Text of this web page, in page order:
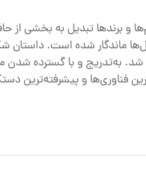
و برندها تبدیل به بخشی از
شد. به‌تدریج و با گسترده شدن
فناوری‌ها و پیشرفته‌ترین